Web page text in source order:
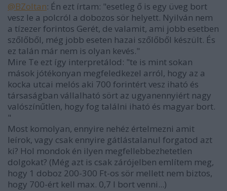
@BZoltan: Én ezt írtam: "esetleg ő is egy üveg bort
vesz le a polcról a dobozos sör helyett. Nyilván nem
a tízezer forintos Gerét, de valamit, ami jobb esetben
szőlőből, még jobb eseten hazai szőlőből készült. És
ez talán már nem is olyan kevés."
Mire Te ezt így interpretálod: "te is mint sokan
mások jótékonyan megfeledkezel arról, hogy az a
kocka utcai melós aki 700 forintért vesz iható és
társaságban vállalható sört az ugyanennyiért nagy
valószínűtlen, hogy fog találni iható és magyar bort.
"
Most komolyan, ennyire nehéz értelmezni amit
leírok, vagy csak ennyire gátlástalanul forgatod azt
ki? Hol mondok én ilyen megfellebbezhetetlen
dolgokat? (Még azt is csak zárójelben említem meg,
hogy 1 doboz 200-300 Ft-os sör mellett nem biztos,
hogy 700-ért kell max. 0,7 l bort venni...)